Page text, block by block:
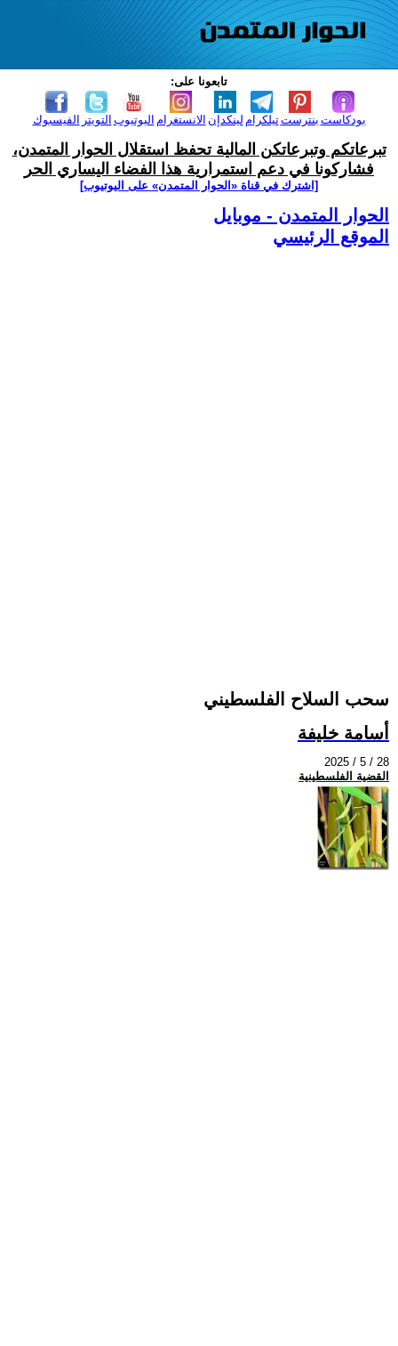
تابعونا على:
الفيسبوك التويتر اليوتيوب الانستغرام لينكدإن تيلكرامبنترست بودكاست
تبرعاتكم وتبرعاتكن المالية تحفظ استقلال الحوار المتمدن،
فشاركونا في دعم استمرارية هذا الفضاء اليساري الحر
[اشترك في قناة ‫«الحوار المتمدن» على اليوتيوب]
الحوار المتمدن - موبايل
الموقع الرئيسي
سحب السلاح الفلسطيني
أسامة خليفة
2025 / 5 / 28
القضية الفلسطينية